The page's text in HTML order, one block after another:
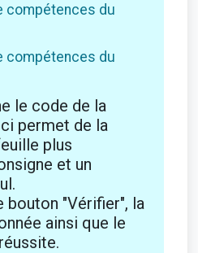
compétences du
compétences du
le code de la
permet de la
plus
et un
bouton "Vérifier", la
ainsi que le